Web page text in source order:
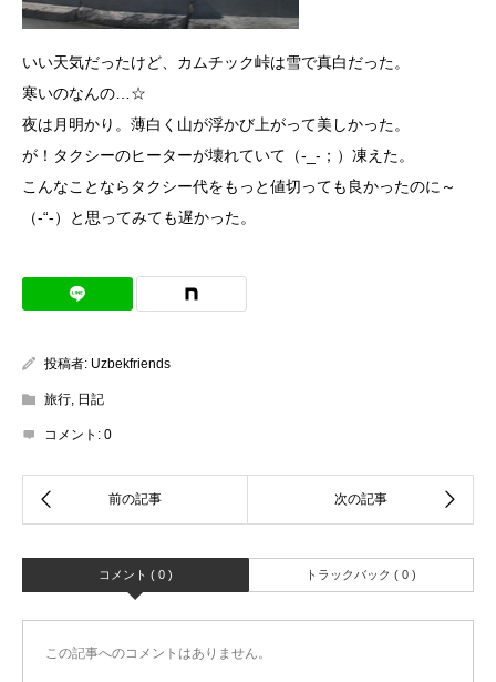
いい天気だったけど、カムチック峠は雪で真白だった。
寒いのなんの…☆
夜は月明かり。薄白く山が浮かび上がって美しかった。
が！タクシーのヒーターが壊れていて（-_-；）凍えた。
こんなことならタクシー代をもっと値切っても良かったのに～
（-“-）と思ってみても遅かった。
投稿者: Uzbekfriends
旅行 日記
コメント: 0
コメント ( 0 ) トラックバック ( 0 )
この記事へのコメントはありません。